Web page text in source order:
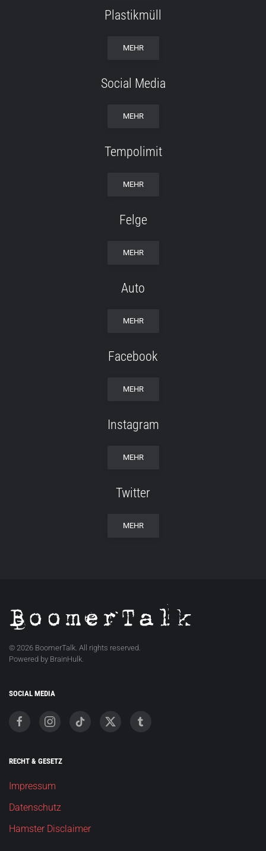
Plastikmüll
MEHR
Social Media
MEHR
Tempolimit
MEHR
Felge
MEHR
Auto
MEHR
Facebook
MEHR
Instagram
MEHR
Twitter
MEHR
© 2026 BoomerTalk. All rights reserved.
Powered by BrainHulk.
SOCIAL MEDIA
RECHT & GESETZ
Impressum
Datenschutz
Hamster Disclaimer